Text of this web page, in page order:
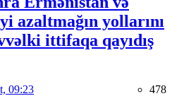
azaltmağın yollarını
ittifaqa qayıdış
09:23 478